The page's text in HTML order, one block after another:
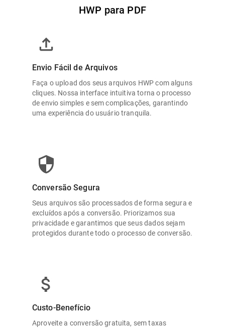
HWP para PDF
Envio Fácil de Arquivos
Faça o upload dos seus arquivos HWP com alguns
cliques. Nossa interface intuitiva torna o processo
de envio simples e sem complicações, garantindo
uma experiência do usuário tranquila.
Conversão Segura
Seus arquivos são processados de forma segura e
excluídos após a conversão. Priorizamos sua
privacidade e garantimos que seus dados sejam
protegidos durante todo o processo de conversão.
Custo-Benefício
Aproveite a conversão gratuita, sem taxas